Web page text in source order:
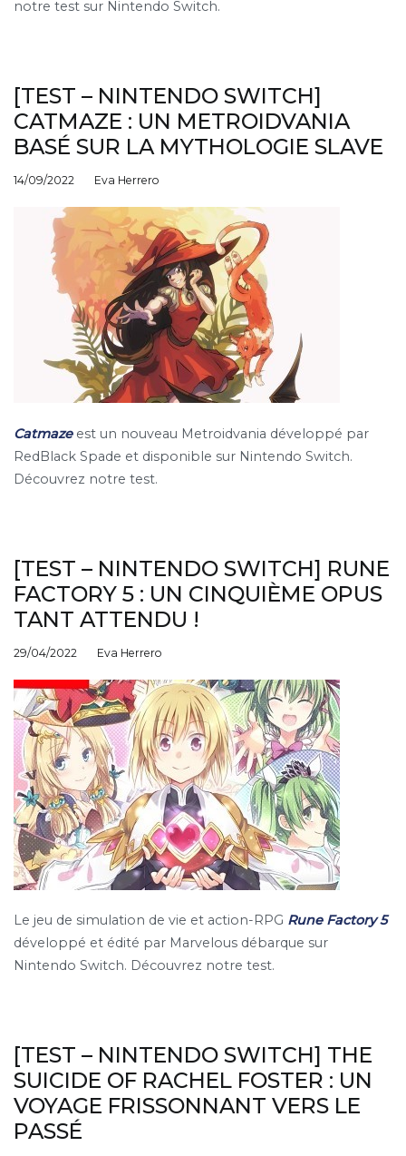
notre test sur Nintendo Switch.
[TEST – NINTENDO SWITCH]
CATMAZE : UN METROIDVANIA
BASÉ SUR LA MYTHOLOGIE SLAVE
14/09/2022 Eva Herrero
Catmaze est un nouveau Metroidvania développé par
RedBlack Spade et disponible sur Nintendo Switch.
Découvrez notre test.
[TEST – NINTENDO SWITCH] RUNE
FACTORY 5 : UN CINQUIÈME OPUS
TANT ATTENDU !
29/04/2022 Eva Herrero
Le jeu de simulation de vie et action-RPG Rune Factory 5
développé et édité par Marvelous débarque sur
Nintendo Switch. Découvrez notre test.
[TEST – NINTENDO SWITCH] THE
SUICIDE OF RACHEL FOSTER : UN
VOYAGE FRISSONNANT VERS LE
PASSÉ